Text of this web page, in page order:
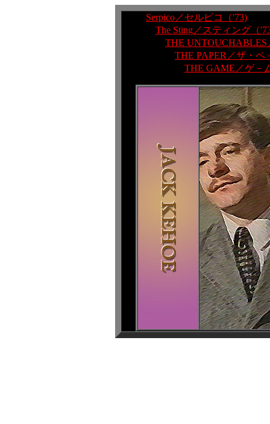
Serpico／セルピコ（'73)
The Sting／スティング（
THE
THE PAPER／ザ・ペ
THE GAME／ゲ－